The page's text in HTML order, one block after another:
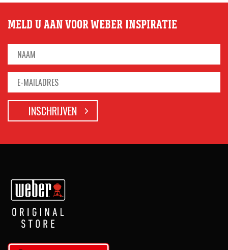
MELD U AAN VOOR WEBER INSPIRATIE